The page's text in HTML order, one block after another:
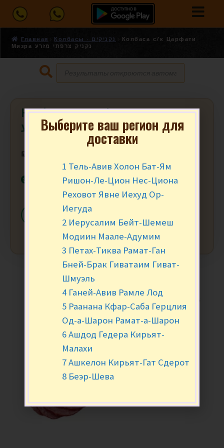
Главная Колбасы - נקניקים
Колбаса с/к Царфати
Мизра נקניק צרפתי מזרע
Колбаса с/к Царфати Мизра נקניק
צרפתי מזרע
₪
В наличии
+
Выберите ваш регион для
доставки
1 Тель-Авив Холон Бат-Ям
Ришон-Ле-Цион Нес-Циона
Реховот Явне Иехуд Ор-
Иегуда
2 Иерусалим Бейт-Шемеш
Модиин Маале-Адумим
3 Петах-Тиква Рамат-Ган
Бней-Брак Гиватаим Гиват-
Шмуэль
4 Ганей-Авив Рамле Лод
5 Раанана Кфар-Саба Герцлия
Од-а-Шарон Рамат-а-Шарон
6 Ашдод Гедера Кирьят-
Малахи
7 Ашкелон Кирьят-Гат Сдерот
8 Беэр-Шева